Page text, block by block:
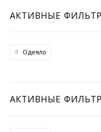
АКТИВНЫЕ
Одеяло
АКТИВНЫЕ